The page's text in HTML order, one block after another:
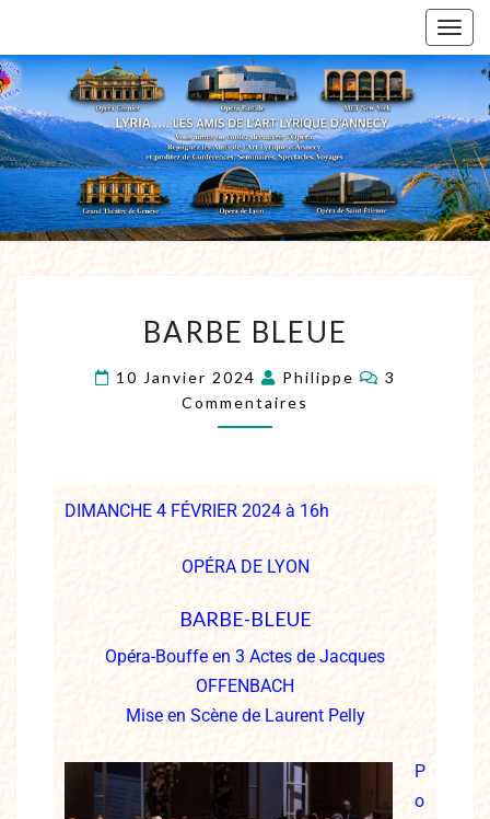
BARBE BLEUE
10 Janvier 2024 Philippe
3
Commentaires
DIMANCHE 4 FÉVRIER 2024 à 16h
OPÉRA DE LYON
BARBE-BLEUE
Opéra-Bouffe en 3 Actes de Jacques
OFFENBACH
Mise en Scène de Laurent Pelly
P
o